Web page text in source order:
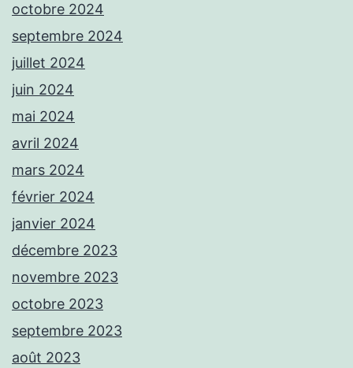
octobre 2024
septembre 2024
juillet 2024
juin 2024
mai 2024
avril 2024
mars 2024
février 2024
janvier 2024
décembre 2023
novembre 2023
octobre 2023
septembre 2023
août 2023